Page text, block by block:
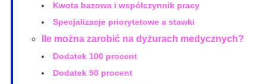
Kwota bazowa i współczynnik pracy
Specjalizacje priorytetowe a stawki
Ile można zarobić na dyżurach medycznych?
Dodatek 100 procent
Dodatek 50 procent